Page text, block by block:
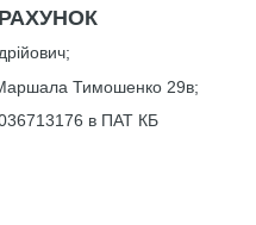
Тимошенко 29в;
в ПАТ КБ